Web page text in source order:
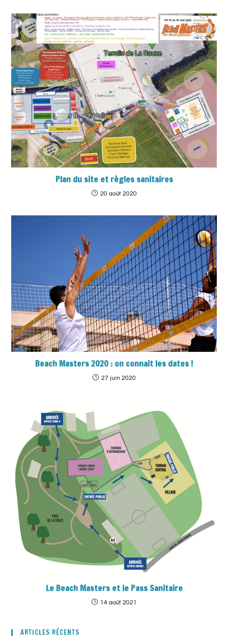
Plan du site et règles sanitaires
20 août 2020
Beach Masters 2020 : on connait les dates !
27 juin 2020
Le Beach Masters et le Pass Sanitaire
14 août 2021
ARTICLES RÉCENTS